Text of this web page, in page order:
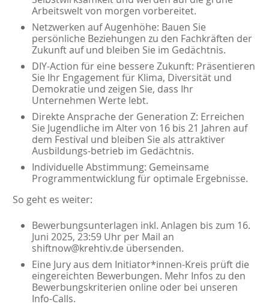
Arbeitswelt von morgen vorbereitet.
Netzwerken auf Augenhöhe: Bauen Sie
persönliche Beziehungen zu den Fachkräften der
Zukunft auf und bleiben Sie im Gedächtnis.
DIY-Action für eine bessere Zukunft: Präsentieren
Sie Ihr Engagement für Klima, Diversität und
Demokratie und zeigen Sie, dass Ihr
Unternehmen Werte lebt.
Direkte Ansprache der Generation Z: Erreichen
Sie Jugendliche im Alter von 16 bis 21 Jahren auf
dem Festival und bleiben Sie als attraktiver
Ausbildungs-betrieb im Gedächtnis.
Individuelle Abstimmung: Gemeinsame
Programmentwicklung für optimale Ergebnisse.
So geht es weiter:
Bewerbungsunterlagen inkl. Anlagen bis zum 16.
Juni 2025, 23:59 Uhr per Mail an
shiftnow@krehtiv.de übersenden.
Eine Jury aus dem Initiator*innen-Kreis prüft die
eingereichten Bewerbungen. Mehr Infos zu den
Bewerbungskriterien online oder bei unseren
Info-Calls.